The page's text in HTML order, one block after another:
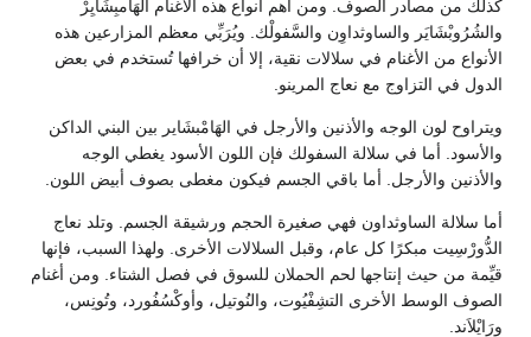
كذلك من مصادر الصوف. ومن أهم أنواع هذه الأغنام الهَامبِشَايِرْ
والشُرُوبْشَايَر والساوثداوِن والسَّفولْك. ويُرَبِّي معظم المزارعين هذه
الأنواع من الأغنام في سلالات نقية، إلا أن خرافها تُستخدم في بعض
الدول في التزاوج مع نعاج المرينو.
ويتراوح لون الوجه والأذنين والأرجل في الهَامْبشَاير بين البني الداكن
والأسود. أما في سلالة السفولك فإن اللون الأسود يغطي الوجه
والأذنين والأرجل. أما باقي الجسم فيكون مغطى بصوف أبيض اللون.
أما سلالة الساوثداون فهي صغيرة الحجم ورشيقة الجسم. وتلد نعاج
الدُّورْسِيت مبكرًا كل عام، وقبل السلالات الأخرى. ولهذا السبب، فإنها
قيِّمة من حيث إنتاجها لحم الحملان للسوق في فصل الشتاء. ومن أغنام
الصوف الوسط الأخرى التشِفْيُوت، والنُوتيل، وأوكْسُفُورد، وتُونِس،
ورَايْلاَند.